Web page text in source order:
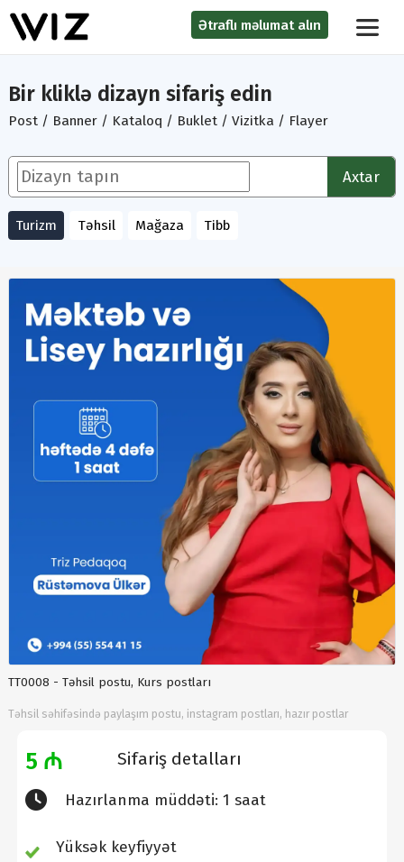
Ətraflı məlumat alın
Bir kliklə dizayn sifariş edin
Post / Banner / Kataloq / Buklet / Vizitka / Flayer
Axtar
Turizm Təhsil Mağaza Tibb
TT0008 - Təhsil postu, Kurs postları
Təhsil səhifəsində paylaşım postu, instagram postları, hazır postlar
5 ₼ Sifariş detalları
Hazırlanma müddəti: 1 saat
Yüksək keyfiyyət